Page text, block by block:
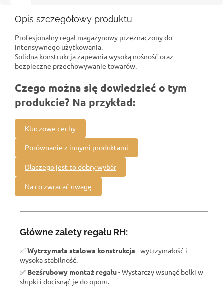
Opis szczegółowy produktu
Profesjonalny regał magazynowy przeznaczony do
intensywnego użytkowania.
Solidna konstrukcja zapewnia wysoką nośność oraz
bezpieczne przechowywanie towarów.
Czego można się dowiedzieć o tym
produkcie? Na przykład:
Kluczowe cechy
Porównanie z innymi produktami
Dlaczego jest to dobry wybór
Na co zwracać uwagę
Główne zalety regału RH:
✅Wytrzymała stalowa konstrukcja - wytrzymałość i
wysoka stabilność.
✅ Bezśrubowy montaż regału- Wystarczy wsunąć belki w
słupki i docisnąć je do oporu.